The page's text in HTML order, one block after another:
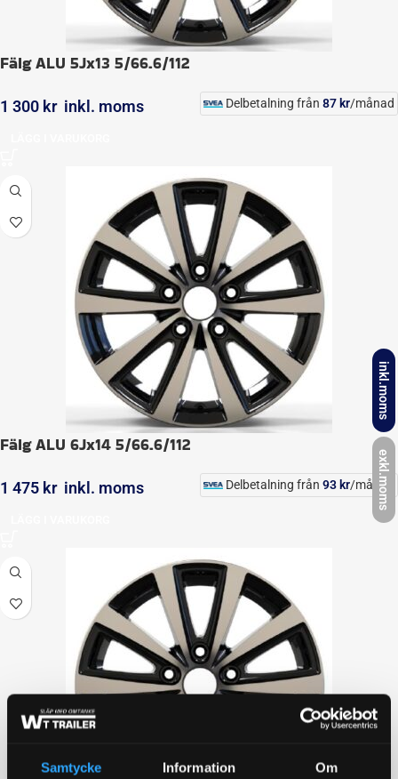
Samtycke Information Om
inkl.moms
exkl.moms
Fälg ALU 5Jx13 5/66.6/112
1 300 kr inkl. moms Delbetalning från 87 kr/månad
Fälg ALU 6Jx14 5/66.6/112
1 475 kr inkl. moms Delbetalning från 93 kr/månad